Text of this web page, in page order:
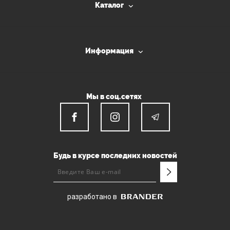
Каталог
Информация
Мы в соц.сетях
Будь в курсе последних новостей
разработано в